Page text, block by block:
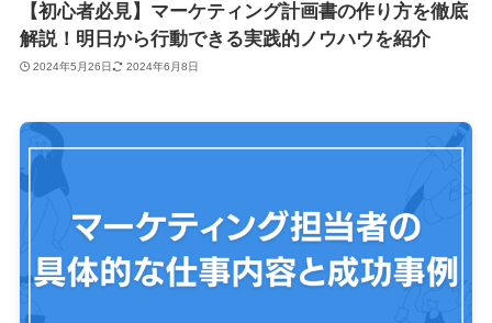
【初心者必見】マーケティング計画書の作り方を徹底
解説！明日から行動できる実践的ノウハウを紹介
2024年5月26日 2024年6月8日